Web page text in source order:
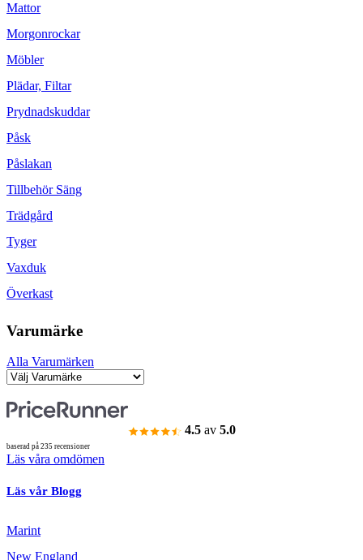
Mattor
Morgonrockar
Möbler
Plädar, Filtar
Prydnadskuddar
Påsk
Påslakan
Tillbehör Säng
Trädgård
Tyger
Vaxduk
Överkast
Varumärke
Alla Varumärken
4.5 av 5.0
baserad på 235 recensioner
Läs våra omdömen
Läs vår Blogg
Marint
New England